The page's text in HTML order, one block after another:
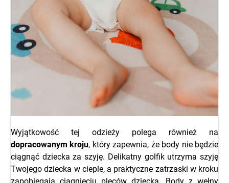
Wyjątkowość tej odzieży polega również na
dopracowanym kroju, który zapewnia, że body nie będzie
ciągnąć dziecka za szyję. Delikatny golfik utrzyma szyję
Twojego dziecka w cieple, a praktyczne zatrzaski w kroku